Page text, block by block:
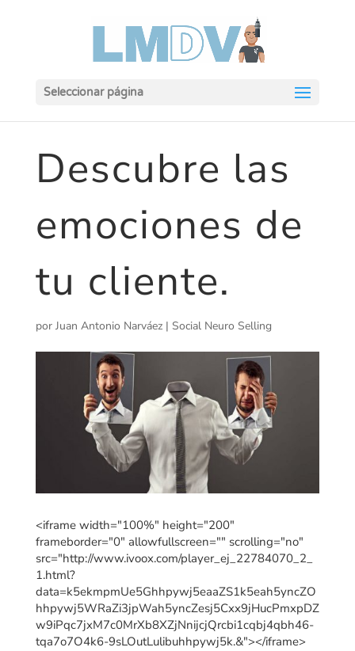
Seleccionar página
Descubre las
emociones de
tu cliente.
por Juan Antonio Narváez| Social Neuro Selling
<iframe width="100%" height="200"
frameborder="0" allowfullscreen="" scrolling="no"
src="http://www.ivoox.com/player_ej_22784070_2_
1.html?
data=k5ekmpmUe5Ghhpywj5eaaZS1k5eah5yncZO
hhpywj5WRaZi3jpWah5yncZesj5Cxx9jHucPmxpDZ
w9iPqc7jxM7c0MrXb8XZjNnijcjQrcbi1cqbj4qbh46-
tqa7o7O4k6-9sLOutLulibuhhpywj5k.&"></iframe>